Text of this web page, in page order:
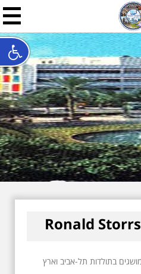
בעריכת אילן
של תל אביב ותולדות ארץ ישראל -
חייגו עכשיו:052-7747748
שלחו פנייה:ilan@mytelaviv.co.il
English עברית צור קשר
בתולדות תל-אביב וארץ